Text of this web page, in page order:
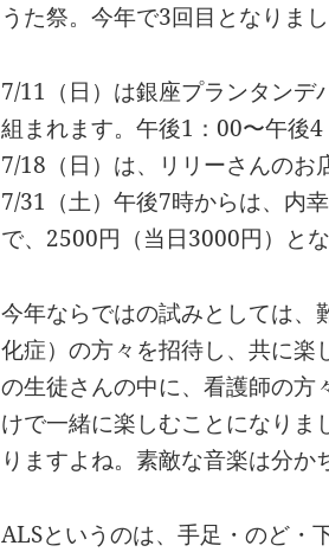
うた祭。今年で3回目となりまし
7/11（日）は銀座プランタンデ
組まれます。午後1：00〜午後
7/18（日）は、リリーさんのお
7/31（土）午後7時からは、内
で、2500円（当日3000円）とな
今年ならではの試みとしては、
化症）の方々を招待し、共に楽
の生徒さんの中に、看護師の
けで一緒に楽しむことになりま
りますよね。素敵な音楽は分か
ALSというのは、手足・のど・